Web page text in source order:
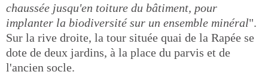
chaussée jusqu'en toiture du bâtiment, pour
implanter la biodiversité sur un ensemble minéral".
Sur la rive droite, la tour située quai de la Rapée se
dote de deux jardins, à la place du parvis et de
l'ancien socle.